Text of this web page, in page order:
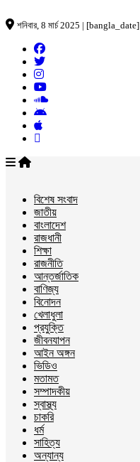
শনিবার, 8 মার্চ 2025 | [bangla_date]
বিশেষ সংবাদ
জাতীয়
বাংলাদেশ
রাজধানী
শিক্ষা
রাজনীতি
আন্তর্জাতিক
বাণিজ্য
বিনোদন
খেলাধুলা
প্রযুক্তি
জীবনযাপন
আইন অঙ্গন
ভিডিও
মতামত
সম্পাদকীয়
স্বাস্থ্য
চাকরি
ধর্ম
সাহিত্য
অন্যান্য